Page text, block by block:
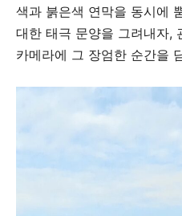
색과 붉은색 연막을 동시에
대한 태극 문양을 그려내자,
카메라에 그 장엄한 순간을